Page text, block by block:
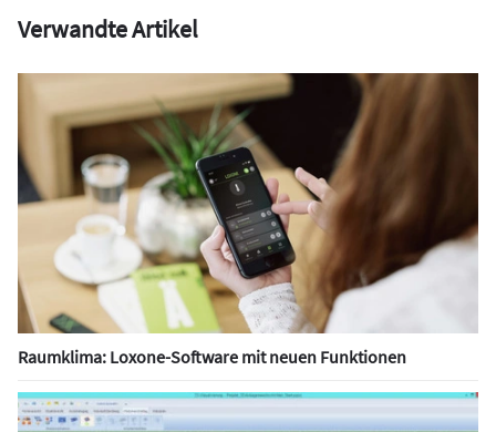
Verwandte Artikel
Raumklima: Loxone-Software mit neuen Funktionen